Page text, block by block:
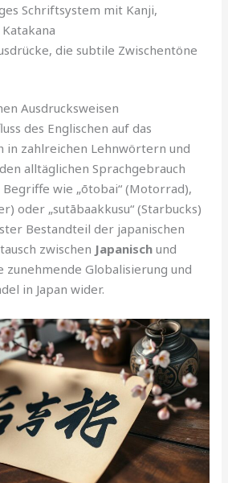
Schriftsystem mit Kanji,
die subtile Zwischentöne
Ausdrucksweisen
des Englischen auf das
in zahlreichen Lehnwörtern und
alltäglichen Sprachgebrauch
wie „ōtobai“ (Motorrad),
oder „sutābaakkusu“ (Starbucks)
Bestandteil der japanischen
zwischen Japanisch und
zunehmende Globalisierung und
in Japan wider.